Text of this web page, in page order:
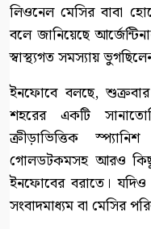
লিওনেল মেসির বাবা
বলে জানিয়েছে
স্বাস্থ্যগত সমস্যায়
ইনফোবে বলছে,
শহরের একটি
ক্রীড়াভিত্তিক
গোলডটকমসহ আরও কিছু
ইনফোবের বরাতে।
সংবাদমাধ্যম বা মেসির